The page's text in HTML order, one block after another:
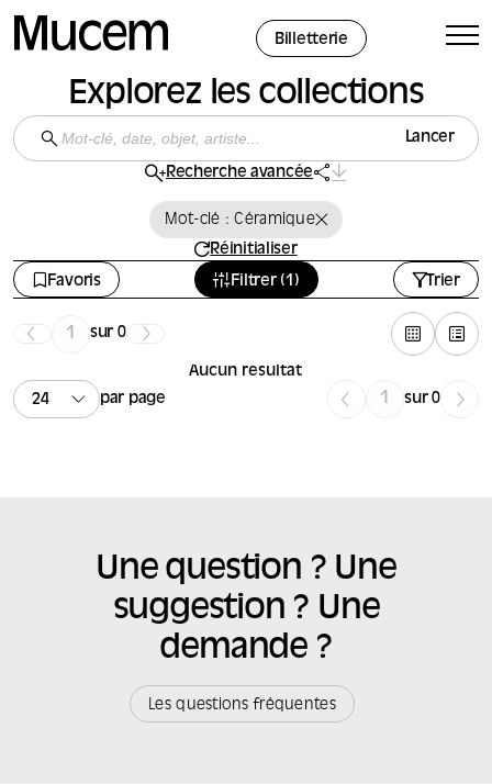
Billetterie
Explorez les collections
Lancer
Recherche avancée
Mot-clé : Céramique
Réinitialiser
Favoris
Filtrer (1) Trier
sur 0
Aucun résultat
par page
sur 0
Une question ? Une
suggestion ? Une
demande ?
Les questions fréquentes